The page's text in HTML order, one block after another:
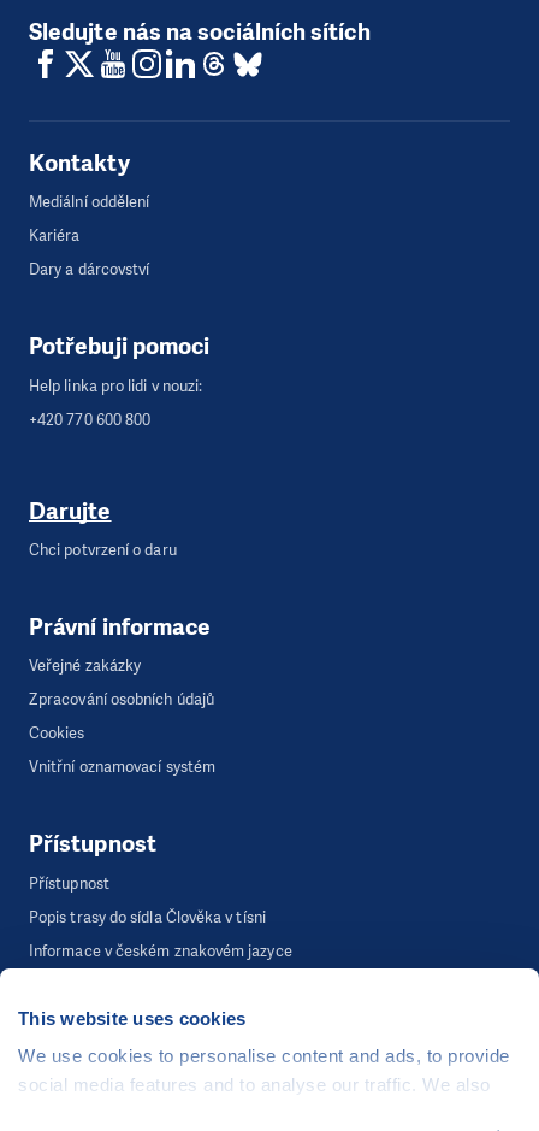
This website uses cookies
We use cookies to personalise content and ads, to provide
social media features and to analyse our traffic. We also
Sledujte nás na sociálních sítích
Kontakty
Mediální oddělení
Kariéra
Dary a dárcovství
Potřebuji pomoci
Help linka pro lidi v nouzi:
+420 770 600 800
Darujte
Chci potvrzení o daru
Právní informace
Veřejné zakázky
Zpracování osobních údajů
Cookies
Vnitřní oznamovací systém
Přístupnost
Přístupnost
Popis trasy do sídla Člověka v tísni
Informace v českém znakovém jazyce
Webová stránka běží na bezplatně poskytnutém server hostingu od
CZECHIA.COM . Děkujeme.